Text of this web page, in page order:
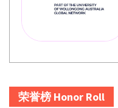
荣誉榜 Honor Roll